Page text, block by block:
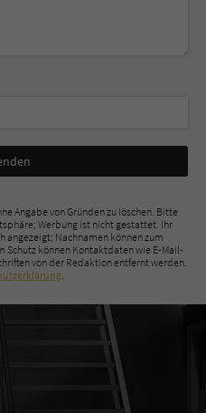
Angabe von Gründen zu löschen. Bitte
Werbung ist nicht gestattet. Ihr
angezeigt; Nachnamen können zum
Schutz können Kontaktdaten wie E-Mail-
von der Redaktion entfernt werden.
.